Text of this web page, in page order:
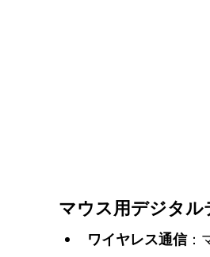
マウス用デジタ
ワイヤレス通信：